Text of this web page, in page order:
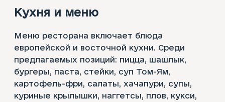
Кухня и меню
Меню ресторана включает блюда
европейской и восточной кухни. Среди
предлагаемых позиций: пицца, шашлык,
бургеры, паста, стейки, суп Том-Ям,
картофель-фри, салаты, хачапури, супы,
куриные крылышки, наггетсы, плов, кукси,